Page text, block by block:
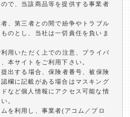
で、当該商品等を提供する事業者
、第三者との間で紛争やトラブル
のとし、当社は一切責任を負いま
用いただく上での注意、プライバ
本サイトをご利用下さい。
出する場合、保険者番号、被保険
欄に記載がある場合はマスキング
など個人情報にアクセス可能な情
。
を利用し、事業者(アコム／プロ